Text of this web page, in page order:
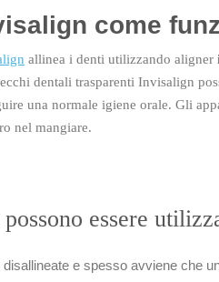
come
allinea i denti utilizzando aligner
dentali trasparenti Invisalign
una normale igiene orale. Gli
nel mangiare.
essere
e spesso avviene che